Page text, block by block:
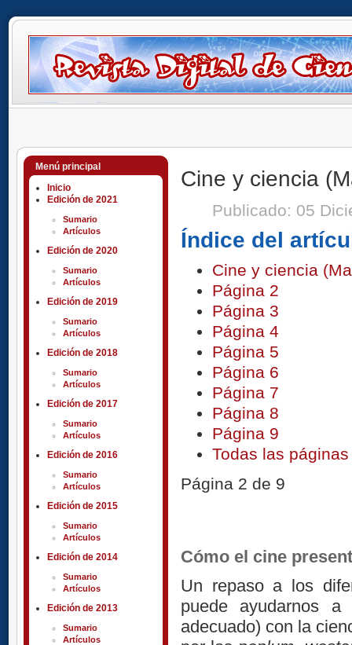
Menú principal
Inicio
Edición de 2021
Sumario
Artículos
Edición de 2020
Sumario
Artículos
Edición de 2019
Sumario
Artículos
Edición de 2018
Sumario
Artículos
Edición de 2017
Sumario
Artículos
Edición de 2016
Sumario
Artículos
Edición de 2015
Sumario
Artículos
Edición de 2014
Sumario
Artículos
Edición de 2013
Sumario
Artículos
Cine y ciencia
Publicado: 05
Índice del
Cine y ciencia
Página 2
Página 3
Página 4
Página 5
Página 6
Página 7
Página 8
Página 9
Todas las páginas
Página 2 de 9
Cómo el cine
Un repaso a los
puede ayudarnos
adecuado) con la